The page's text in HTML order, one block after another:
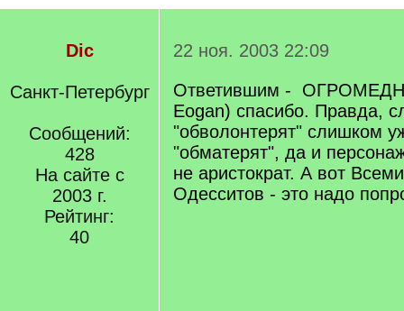
Dic
Санкт-Петербург
Сообщений:
428
На сайте с
2003 г.
Рейтинг:
40
22 ноя. 2003 22:09
Ответившим -
Eogan) спасибо. Правда,
"обволонтерят" слишком
"обматерят", да и
не аристократ. А вот
Одесситов - это надо